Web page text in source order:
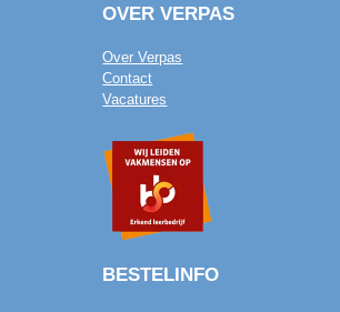
OVER VERPAS
Over Verpas
Contact
Vacatures
BESTELINFO